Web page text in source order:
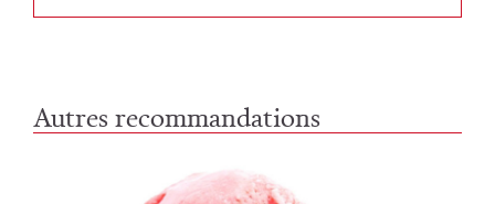
Autres recommandations